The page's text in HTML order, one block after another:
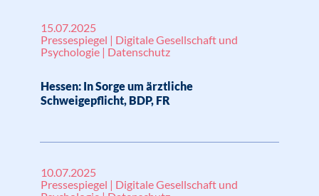
15.07.2025
Pressespiegel | Digitale Gesellschaft und
Psychologie | Datenschutz
Hessen: In Sorge um ärztliche
Schweigepflicht, BDP, FR
10.07.2025
Pressespiegel | Digitale Gesellschaft und